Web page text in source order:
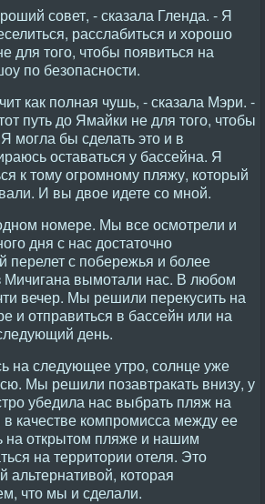
совет, - сказала Гленда. - Я
расслабиться и хорошо
для того, чтобы появиться на
по безопасности.
как полная чушь, - сказала Мэри. -
путь до Ямайки не для того, чтобы
могла бы сделать это и в
оставаться у бассейна. Я
к тому огромному пляжу, который
И вы двое идете со мной.
номере. Мы все осмотрели и
дня с нас достаточно
перелет с побережья и более
Мичигана вымотали нас. В любом
вечер. Мы решили перекусить на
и отправиться в бассейн или на
день.
на следующее утро, солнце уже
Мы решили позавтракать внизу, у
убедила нас выбрать пляж на
качестве компромисса между ее
на открытом пляже и нашим
на территории отеля. Это
альтернативой, которая
что мы и сделали.